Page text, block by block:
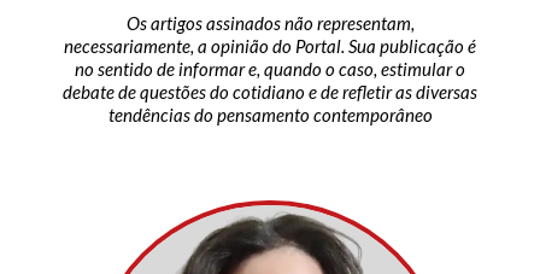
Os artigos assinados não representam,
necessariamente, a opinião do Portal. Sua publicação é
no sentido de informar e, quando o caso, estimular o
debate de questões do cotidiano e de refletir as diversas
tendências do pensamento contemporâneo